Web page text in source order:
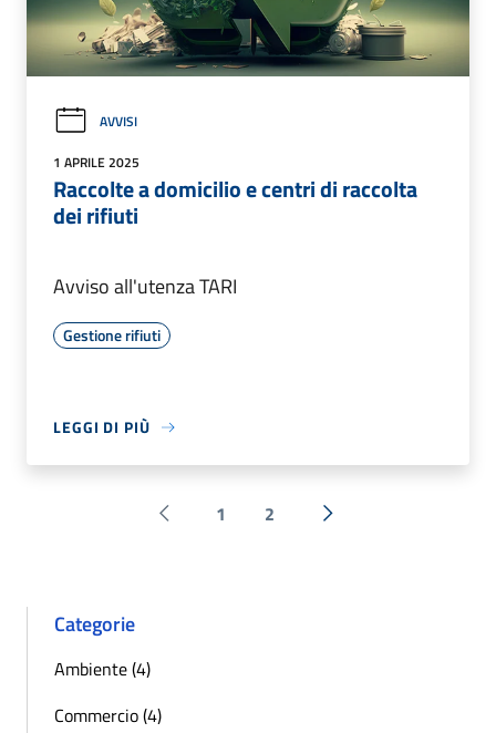
AVVISI
1 APRILE 2025
Raccolte a domicilio e centri di raccolta
dei rifiuti
Avviso all'utenza TARI
Gestione rifiuti
LEGGI DI PIÙ
Pagina precedente
1 2 Successiva »
Categorie
Ambiente (4)
Commercio (4)